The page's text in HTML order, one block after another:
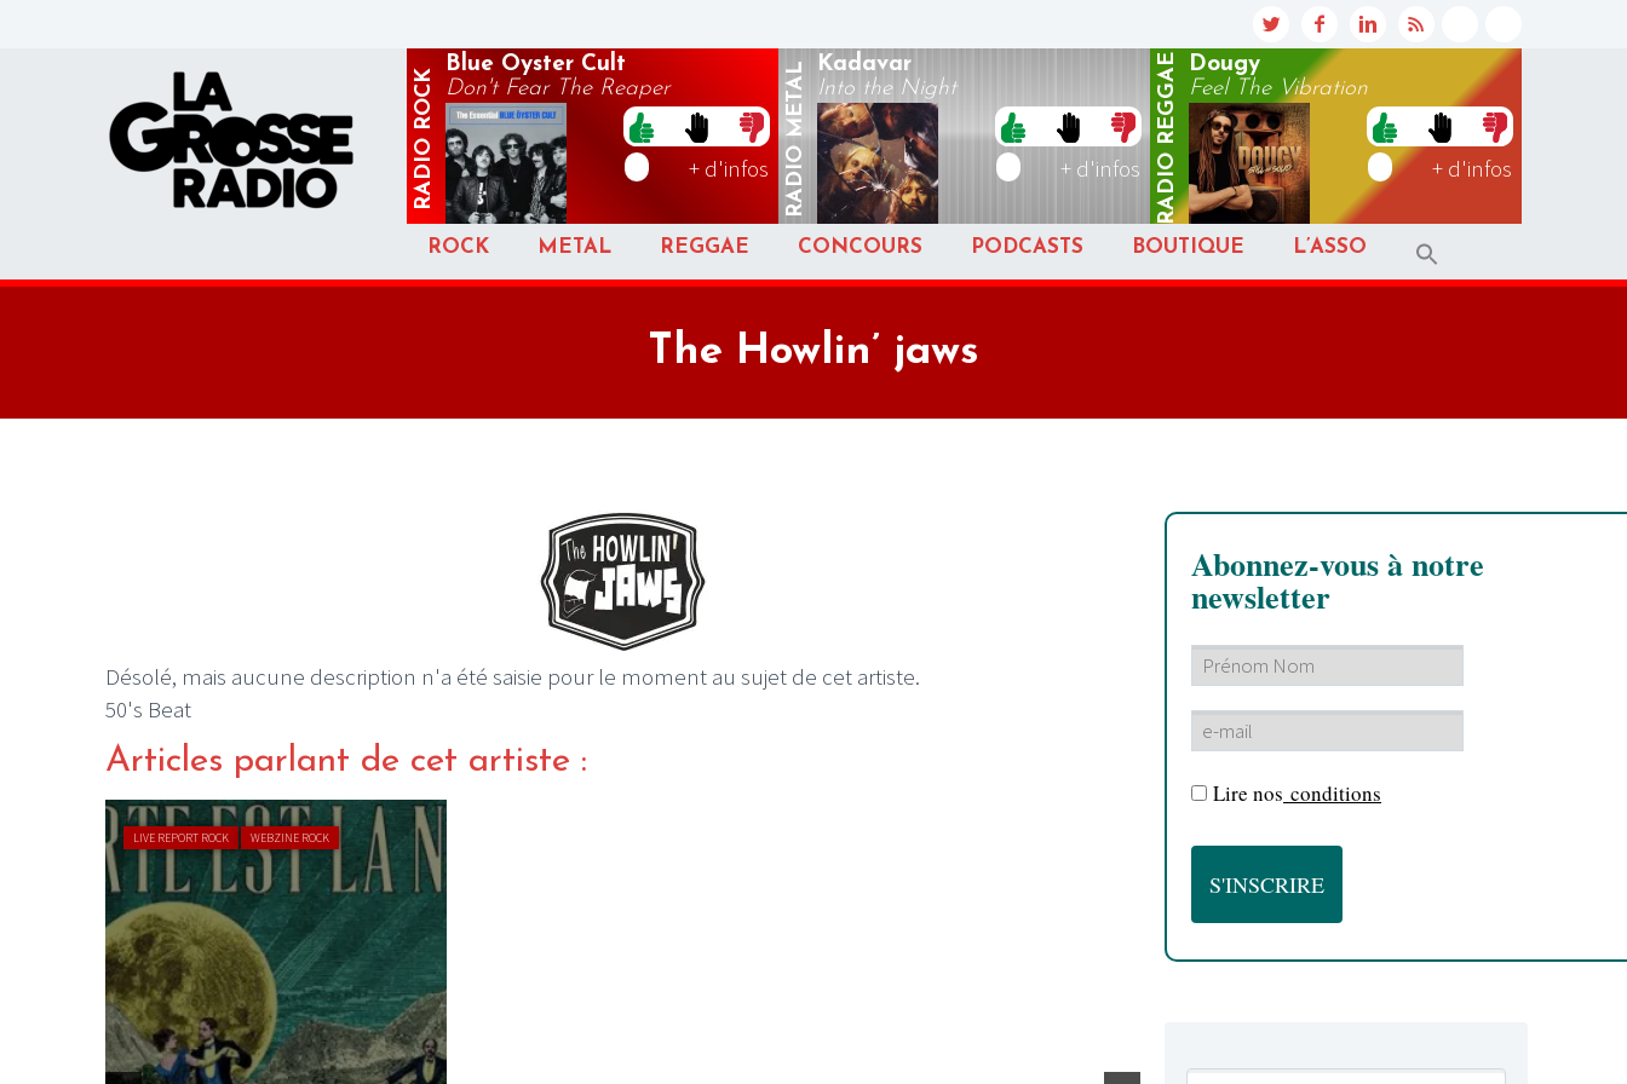
RADIO
ROCK
Blue Oyster Cult
Don't Fear The Reaper
+ d'infos RADIO
METAL Kadavar
Into the Night
+ d'infos RADIO
REGGAE
Dougy
Feel The Vibration
+ d'infos
ROCK METAL REGGAE CONCOURS PODCASTS BOUTIQUE L’ASSO
The Howlin’ jaws
Désolé, mais aucune description n'a été saisie pour le moment au sujet de cet artiste.
50's Beat
Articles parlant de cet artiste :
LIVE REPORT ROCK WEBZINE ROCK
Nuits de
Abonnez-vous à notre
newsletter
Lire nos conditions